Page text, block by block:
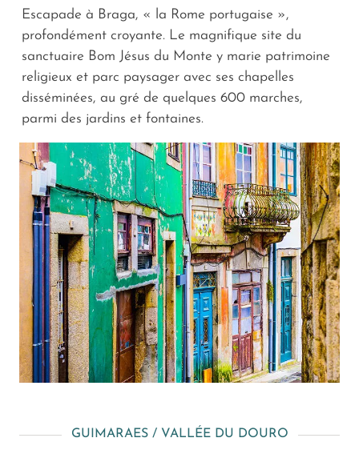
Escapade à Braga, « la Rome portugaise »,
profondément croyante. Le magnifique site du
sanctuaire Bom Jésus du Monte y marie patrimoine
religieux et parc paysager avec ses chapelles
disséminées, au gré de quelques 600 marches,
parmi des jardins et fontaines.
GUIMARAES / VALLÉE DU DOURO